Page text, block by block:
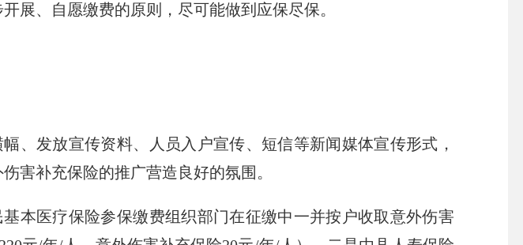
、自愿缴费的原则，尽可能做到应保尽保。
发放宣传资料、人员入户宣传、短信等新闻媒体宣传形式，
害补充保险的推广营造良好的氛围。
医疗保险参保缴费组织部门在征缴中一并按户收取意外伤害